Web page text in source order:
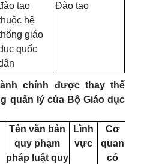
tạo
hệ
giáo
quốc
Đào tạo
chính được thay thế
quản lý của Bộ Giáo dục
Tên văn bản
quy phạm
pháp luật quy
Lĩnh
vực
Cơ
quan
có